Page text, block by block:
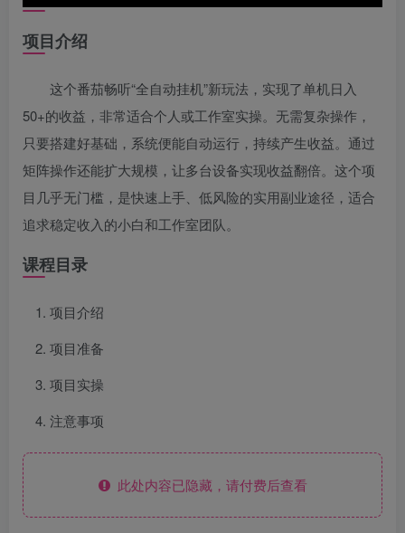
项目介绍
这个番茄畅听“全自动挂机”新玩法，实现了单机日入
50+的收益，非常适合个人或工作室实操。无需复杂操作，
只要搭建好基础，系统便能自动运行，持续产生收益。通过
矩阵操作还能扩大规模，让多台设备实现收益翻倍。这个项
目几乎无门槛，是快速上手、低风险的实用副业途径，适合
追求稳定收入的小白和工作室团队。
课程目录
项目介绍
项目准备
项目实操
注意事项
此处内容已隐藏，请付费后查看